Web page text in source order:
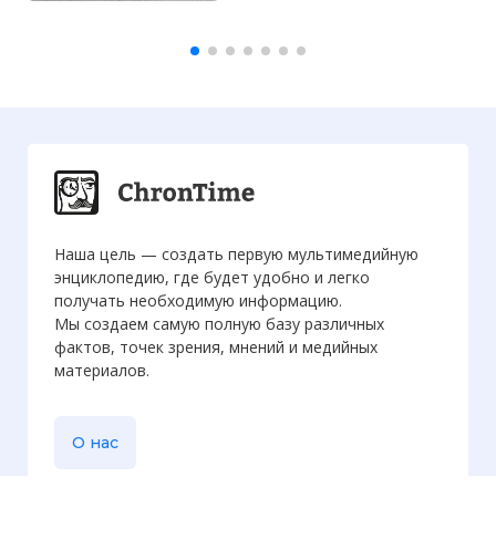
Наша цель — создать первую мультимедийную
энциклопедию, где будет удобно и легко
получать необходимую информацию.
Мы создаем самую полную базу различных
фактов, точек зрения, мнений и медийных
материалов.
О нас